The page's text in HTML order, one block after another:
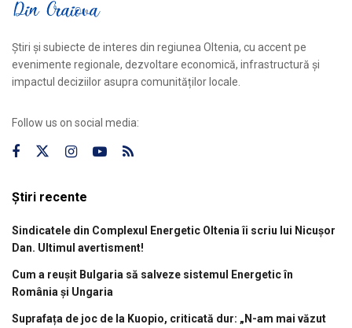
Știri și subiecte de interes din regiunea Oltenia, cu accent pe
evenimente regionale, dezvoltare economică, infrastructură și
impactul deciziilor asupra comunităților locale.
Follow us on social media:
Știri recente
Sindicatele din Complexul Energetic Oltenia îi scriu lui Nicușor
Dan. Ultimul avertisment!
Cum a reușit Bulgaria să salveze sistemul Energetic în
România și Ungaria
Suprafața de joc de la Kuopio, criticată dur: „N-am mai văzut